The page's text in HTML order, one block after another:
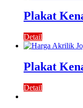
Plakat
Detail
Plakat
Detail